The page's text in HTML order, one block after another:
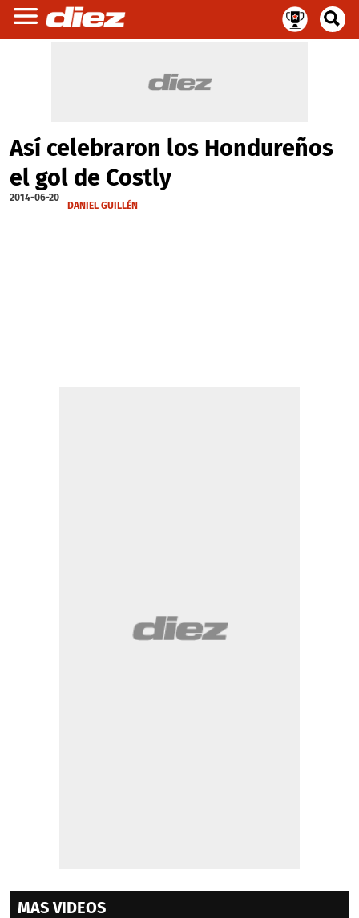
Así celebraron los Hondureños
el gol de Costly
2014-06-20
DANIEL GUILLÉN
MAS VIDEOS